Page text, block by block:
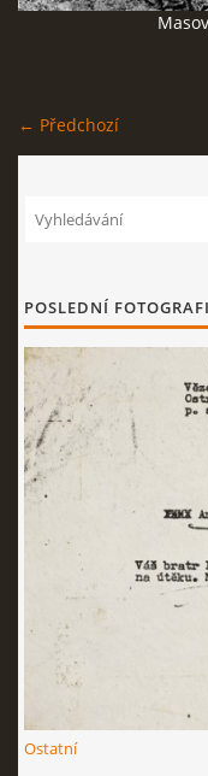
ZLOČINY
NÁVŠTĚVNÍ KNIHA
©
← Předchozí
POSLEDNÍ
Ostatní